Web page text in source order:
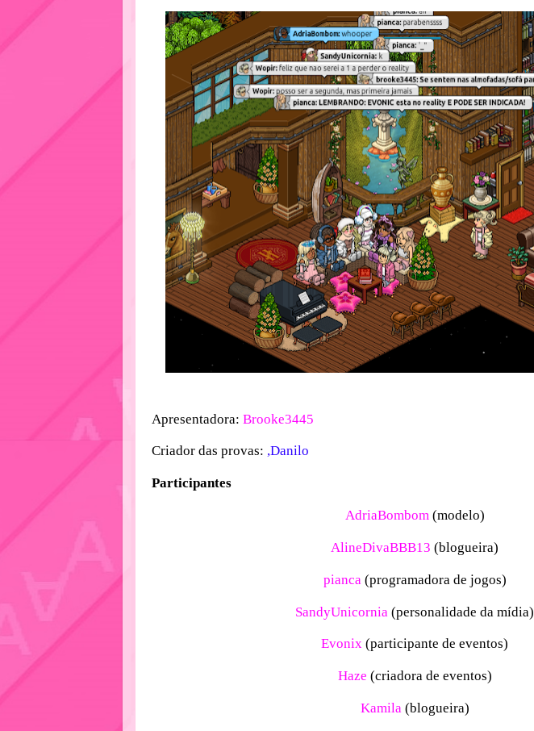
Apresentadora: Brooke3445
Criador das provas: ,Danilo
Participantes
AdriaBombom (modelo)
AlineDivaBBB13 (blogueira)
pianca (programadora de jogos)
SandyUnicornia (personalidade da mídia)
Evonix (participante de eventos)
Haze (criadora de eventos)
Kamila (blogueira)